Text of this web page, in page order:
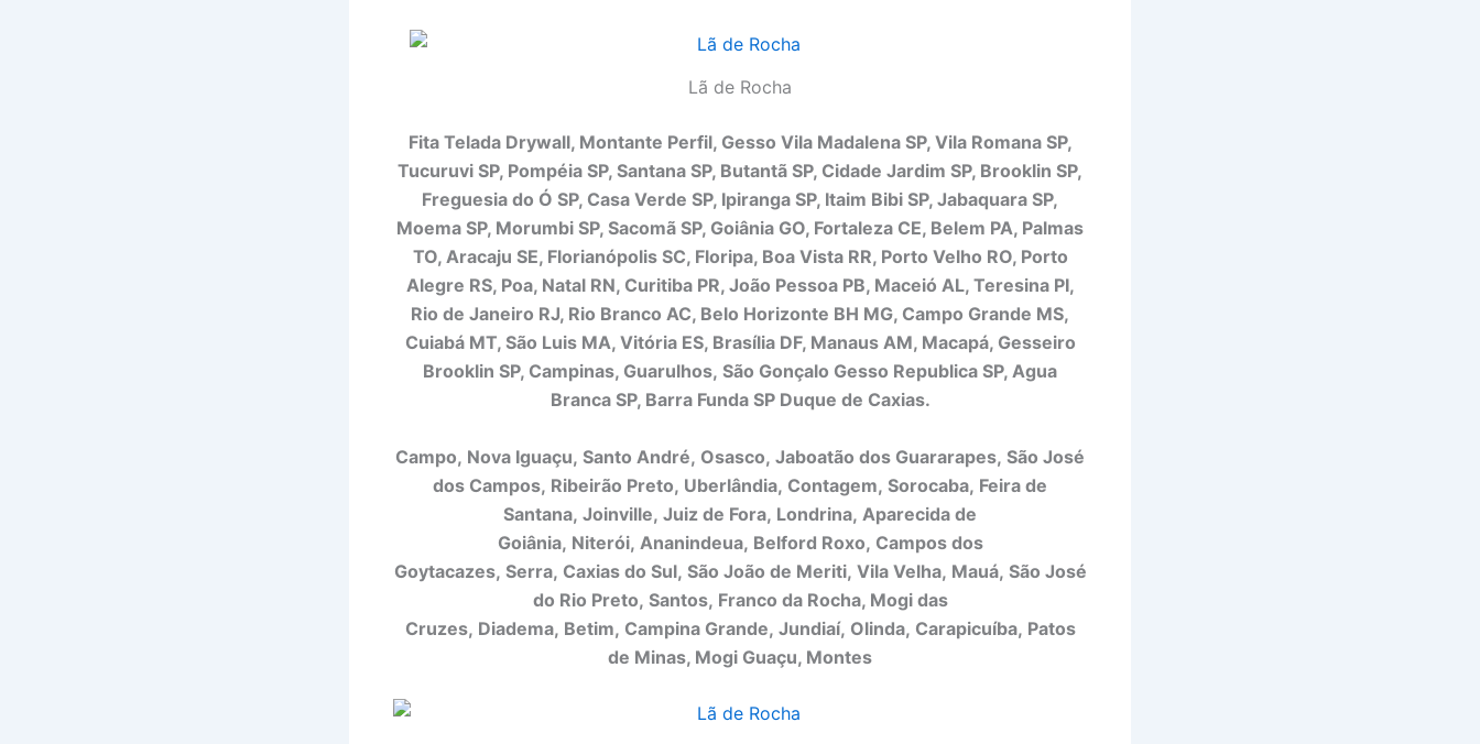
Lã de Rocha
Fita Telada Drywall, Montante Perfil, Gesso Vila Madalena SP, Vila Romana SP,
Tucuruvi SP, Pompéia SP, Santana SP, Butantã SP, Cidade Jardim SP, Brooklin SP,
Freguesia do Ó SP, Casa Verde SP, Ipiranga SP, Itaim Bibi SP, Jabaquara SP,
Moema SP, Morumbi SP, Sacomã SP, Goiânia GO, Fortaleza CE, Belem PA, Palmas
TO, Aracaju SE, Florianópolis SC, Floripa, Boa Vista RR, Porto Velho RO, Porto
Alegre RS, Poa, Natal RN, Curitiba PR, João Pessoa PB, Maceió AL, Teresina PI,
Rio de Janeiro RJ, Rio Branco AC, Belo Horizonte BH MG, Campo Grande MS,
Cuiabá MT, São Luis MA, Vitória ES, Brasília DF, Manaus AM, Macapá, Gesseiro
Brooklin SP, Campinas, Guarulhos, São Gonçalo Gesso Republica SP, Agua
Branca SP, Barra Funda SP Duque de Caxias.
Campo, Nova Iguaçu, Santo André, Osasco, Jaboatão dos Guararapes, São José
dos Campos, Ribeirão Preto, Uberlândia, Contagem, Sorocaba, Feira de
Santana, Joinville, Juiz de Fora, Londrina, Aparecida de
Goiânia, Niterói, Ananindeua, Belford Roxo, Campos dos
Goytacazes, Serra, Caxias do Sul, São João de Meriti, Vila Velha, Mauá, São José
do Rio Preto, Santos, Franco da Rocha, Mogi das
Cruzes, Diadema, Betim, Campina Grande, Jundiaí, Olinda, Carapicuíba, Patos
de Minas, Mogi Guaçu, Montes